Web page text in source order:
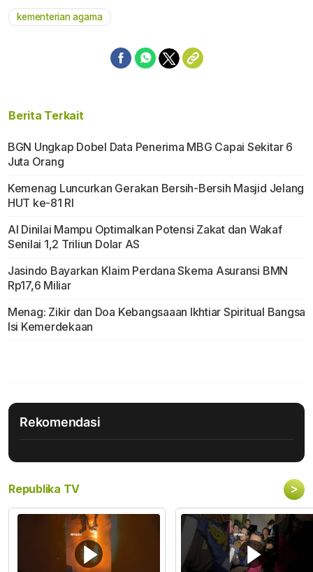
kementerian agama
Berita Terkait
BGN Ungkap Dobel Data Penerima MBG Capai Sekitar 6
Juta Orang
Kemenag Luncurkan Gerakan Bersih-Bersih Masjid Jelang
HUT ke-81 RI
AI Dinilai Mampu Optimalkan Potensi Zakat dan Wakaf
Senilai 1,2 Triliun Dolar AS
Jasindo Bayarkan Klaim Perdana Skema Asuransi BMN
Rp17,6 Miliar
Menag: Zikir dan Doa Kebangsaaan Ikhtiar Spiritual Bangsa
Isi Kemerdekaan
Rekomendasi
Republika TV >